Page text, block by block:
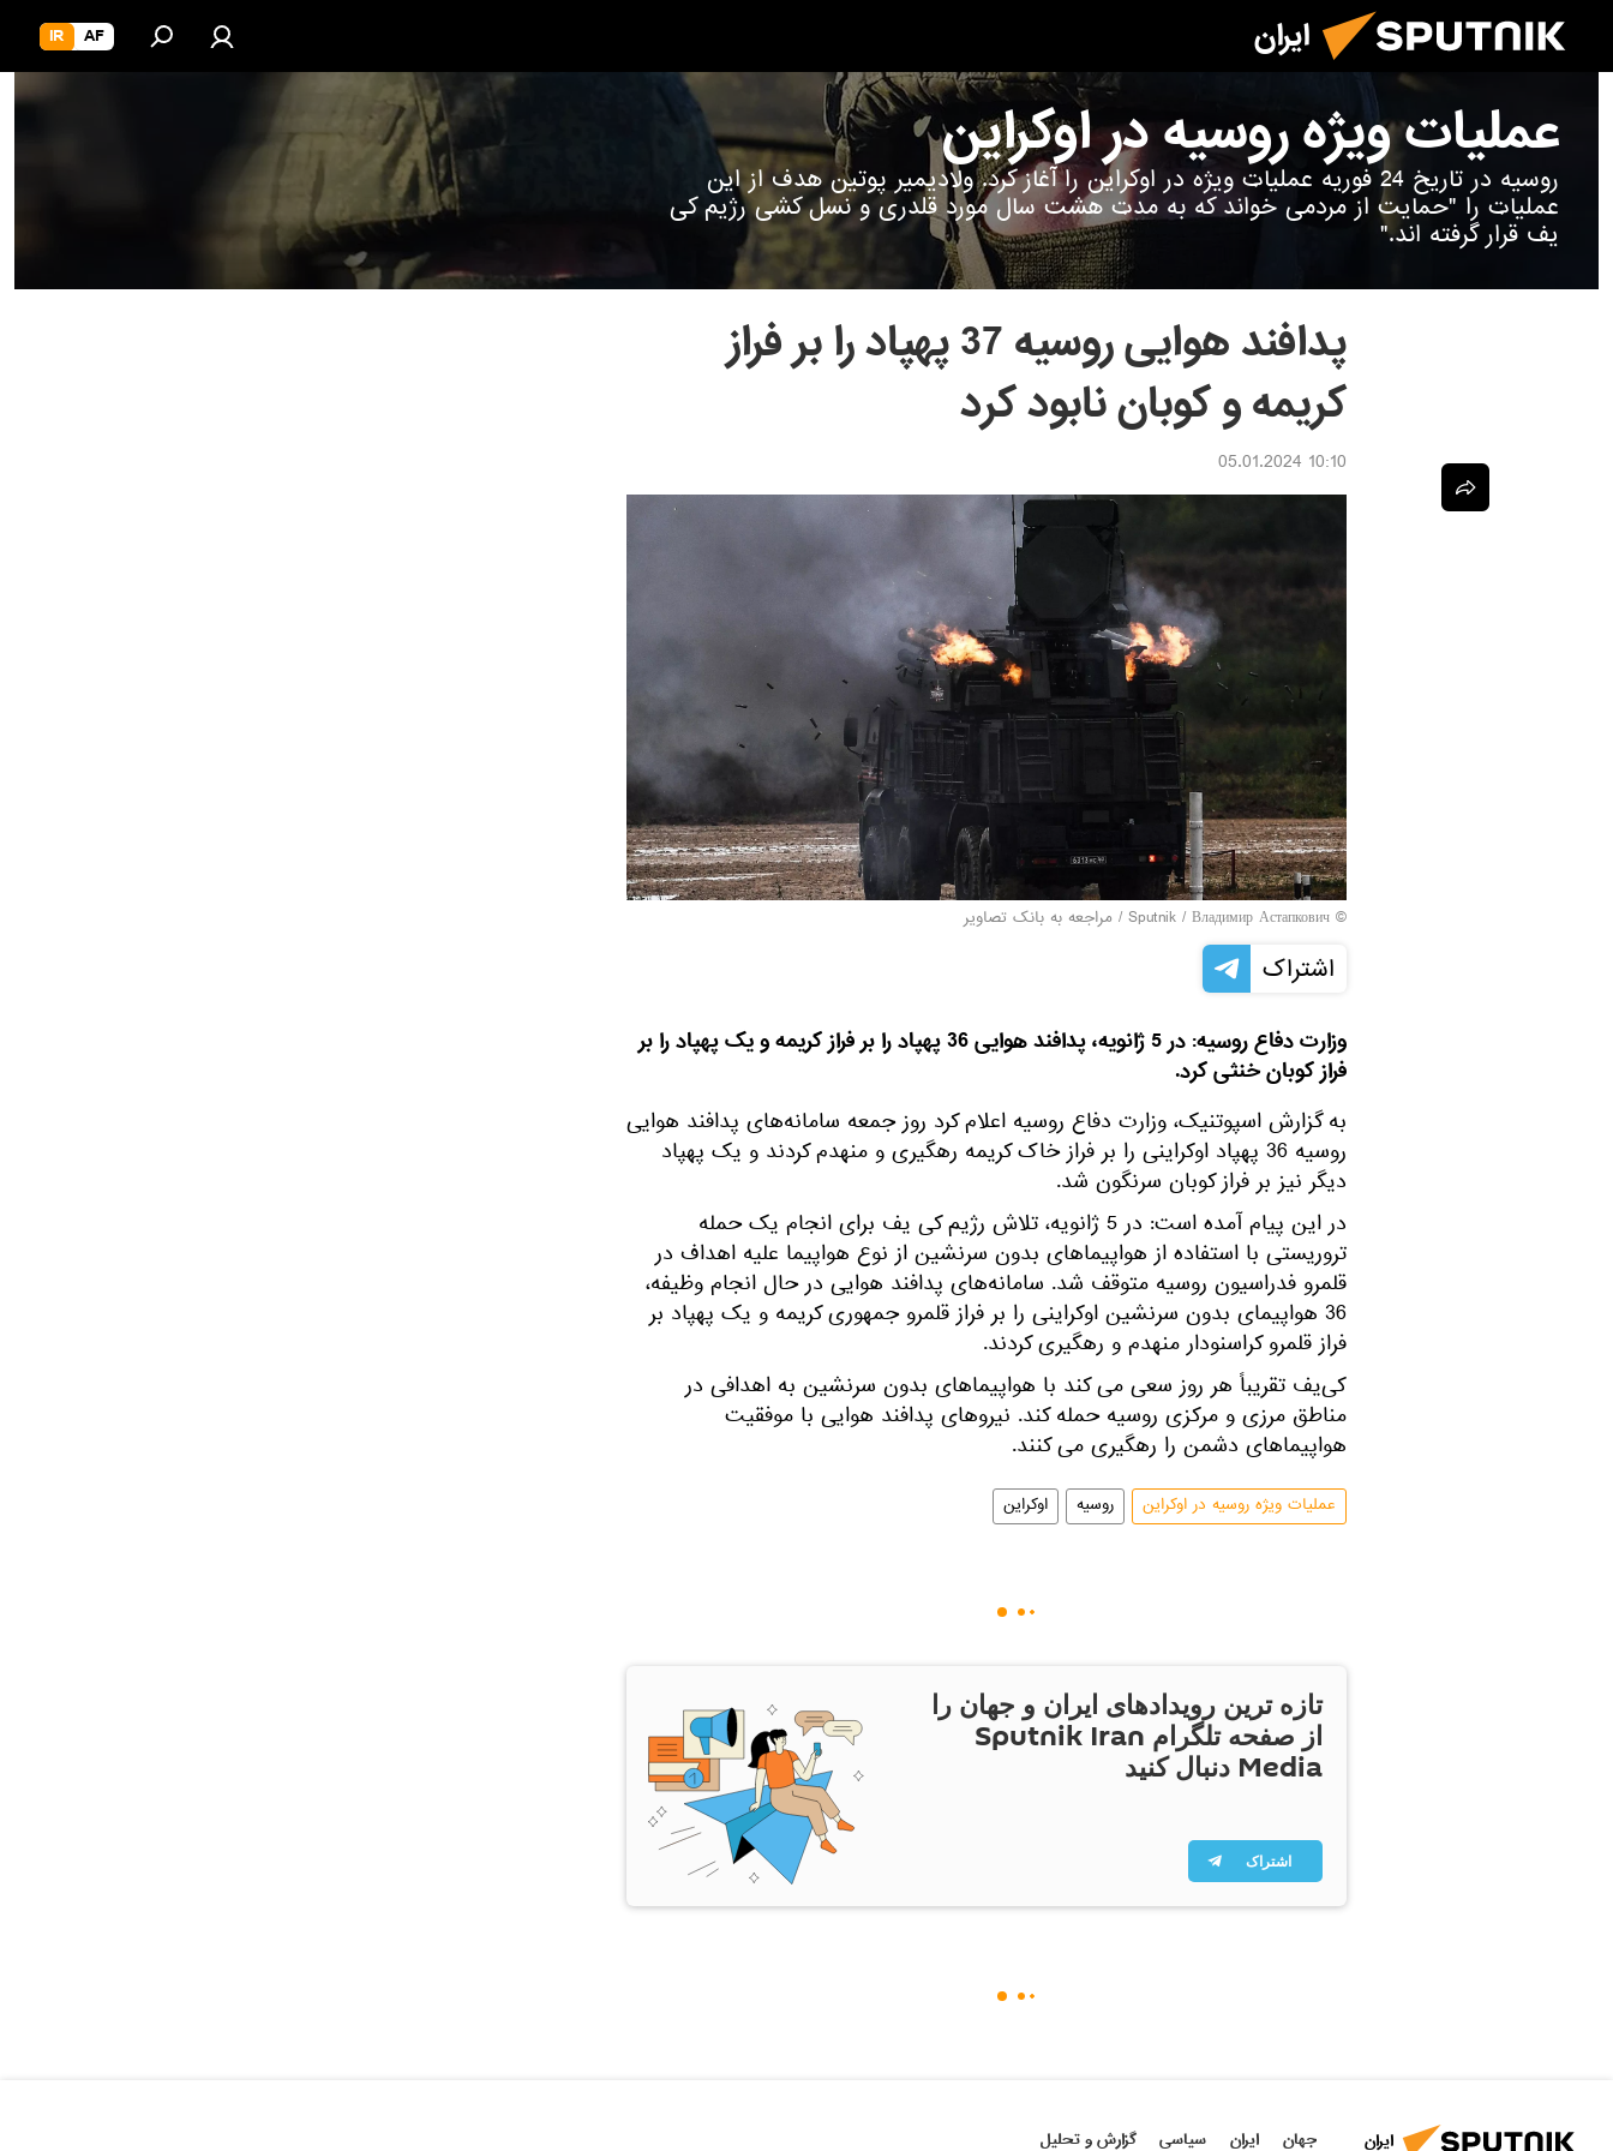
ایران AF
IR
عملیات ویژه روسیه در اوکراین
روسیه در تاریخ 24 فوریه عملیات ویژه در اوکراین را آغاز کرد. ولادیمیر پوتین هدف از این
عملیات را "حمایت از مردمی خواند که به مدت هشت سال مورد قلدری و نسل کشی رژیم کی
یف قرار گرفته اند."
پدافند هوایی روسیه 37 پهپاد را بر فراز
کریمه و کوبان نابود کرد
10:10 05.01.2024
© Sputnik / Владимир Астапкович
/ مراجعه به بانک تصاویر
اشتراک
وزارت دفاع روسیه: در 5 ژانویه، پدافند هوایی 36 پهپاد را بر فراز کریمه و یک پهپاد را بر
فراز کوبان خنثی کرد.
به گزارش اسپوتنیک، وزارت دفاع روسیه اعلام کرد روز جمعه سامانه‌های پدافند هوایی
روسیه 36 پهپاد اوکراینی را بر فراز خاک کریمه رهگیری و منهدم کردند و یک پهپاد
دیگر نیز بر فراز کوبان سرنگون شد.
در این پیام آمده است: در 5 ژانویه، تلاش رژیم کی یف برای انجام یک حمله
تروریستی با استفاده از هواپیماهای بدون سرنشین از نوع هواپیما علیه اهداف در
قلمرو فدراسیون روسیه متوقف شد. سامانه‌های پدافند هوایی در حال انجام وظیفه،
36 هواپیمای بدون سرنشین اوکراینی را بر فراز قلمرو جمهوری کریمه و یک پهپاد بر
فراز قلمرو کراسنودار منهدم و رهگیری کردند.
کی‌یف تقریباً هر روز سعی می کند با هواپیماهای بدون سرنشین به اهدافی در
مناطق مرزی و مرکزی روسیه حمله کند. نیروهای پدافند هوایی با موفقیت
هواپیماهای دشمن را رهگیری می کنند.
عملیات ویژه روسیه در اوکراین روسیه اوکراین
تازه ترین رویدادهای ایران و جهان را
از صفحه تلگرام Sputnik Iran
Media دنبال کنید
اشتراک
ایران جهان ایران سیاسی گزارش و تحلیل